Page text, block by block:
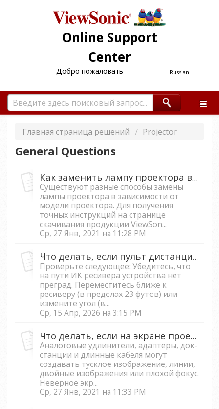
Online Support
Center
Russian
Добро пожаловать
Главная страница решений Projector
General Questions
Как заменить лампу проектора в проекторе?
Существуют разные способы замены
лампы проектора в зависимости от
модели проектора. Для получения
точных инструкций на странице
скачивания продукции ViewSon...
Ср, 27 Янв, 2021 на 11:28 PM
Что делать, если пульт дистанционного управления работает неправильно?
Проверьте следующее: Убедитесь, что
на пути ИК ресивера устройства нет
преград. Переместитесь ближе к
ресиверу (в пределах 23 футов) или
измените угол (в...
Ср, 15 Апр, 2026 на 3:15 PM
Что делать, если на экране проектора тени или двойное изображение?
Аналоговые удлинители, адаптеры, док-
станции и длинные кабеля могут
создавать тусклое изображение, линии,
двойные изображения или плохой фокус.
Неверное экр...
Ср, 27 Янв, 2021 на 11:33 PM